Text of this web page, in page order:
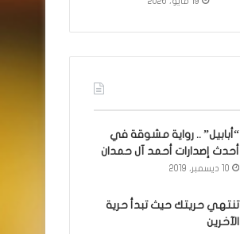
“أبابيل” .. رواية مشوقة في
أحدث إصدارات أحمد آل حمدان
10 ديسمبر، 2019
تنتهي حريتك حيث تبدأ حرية
الآخرين